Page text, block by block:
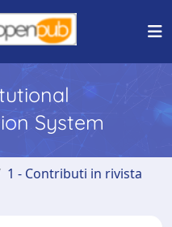
System
1 - Contributi in rivista